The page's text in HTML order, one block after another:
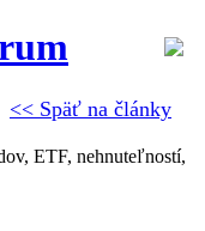
<< Späť na články
ETF, nehnuteľností,